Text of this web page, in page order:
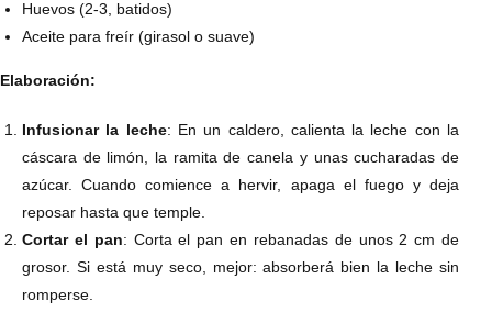
Huevos (2-3, batidos)
Aceite para freír (girasol o suave)
Elaboración:
Infusionar la leche: En un caldero, calienta la leche con la
cáscara de limón, la ramita de canela y unas cucharadas de
azúcar. Cuando comience a hervir, apaga el fuego y deja
reposar hasta que temple.
Cortar el pan: Corta el pan en rebanadas de unos 2 cm de
grosor. Si está muy seco, mejor: absorberá bien la leche sin
romperse.